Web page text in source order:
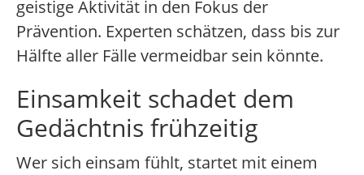
geistige Aktivität in den Fokus der
Prävention. Experten schätzen, dass bis zur
Hälfte aller Fälle vermeidbar sein könnte.
Einsamkeit schadet dem
Gedächtnis frühzeitig
Wer sich einsam fühlt, startet mit einem